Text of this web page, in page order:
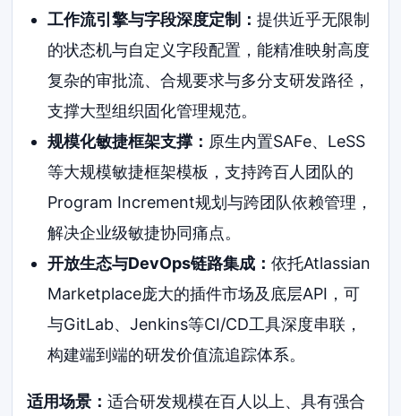
工作流引擎与字段深度定制： 提供近乎无限制
的状态机与自定义字段配置，能精准映射高度
复杂的审批流、合规要求与多分支研发路径，
支撑大型组织固化管理规范。
规模化敏捷框架支撑： 原生内置SAFe、LeSS
等大规模敏捷框架模板，支持跨百人团队的
Program Increment规划与跨团队依赖管理，
解决企业级敏捷协同痛点。
开放生态与DevOps链路集成： 依托Atlassian
Marketplace庞大的插件市场及底层API，可
与GitLab、Jenkins等CI/CD工具深度串联，
构建端到端的研发价值流追踪体系。
适用场景：适合研发规模在百人以上、具有强合